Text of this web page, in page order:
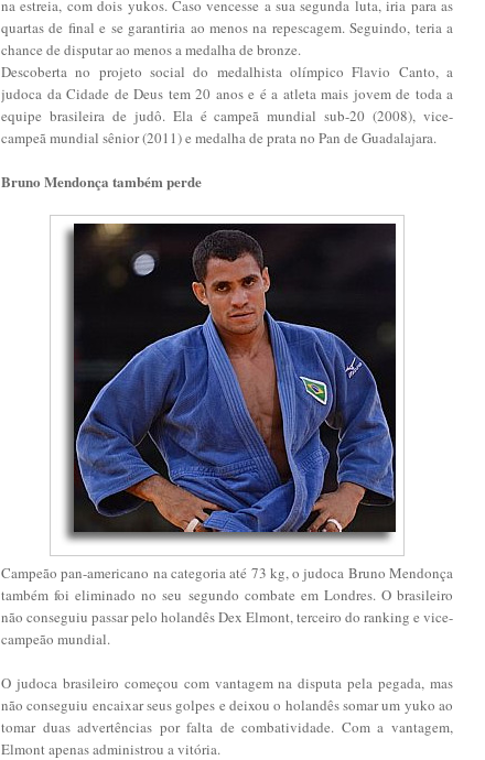
na estreia, com dois yukos. Caso vencesse a sua segunda luta, iria para as
quartas de final e se garantiria ao menos na repescagem. Seguindo, teria a
chance de disputar ao menos a medalha de bronze.
Descoberta no projeto social do medalhista olímpico Flavio Canto, a
judoca da Cidade de Deus tem 20 anos e é a atleta mais jovem de toda a
equipe brasileira de judô. Ela é campeã mundial sub-20 (2008), vice-
campeã mundial sênior (2011) e medalha de prata no Pan de Guadalajara.
Bruno Mendonça também perde
Campeão pan-americano na categoria até 73 kg, o judoca Bruno Mendonça
também foi eliminado no seu segundo combate em Londres. O brasileiro
não conseguiu passar pelo holandês Dex Elmont, terceiro do ranking e vice-
campeão mundial.
O judoca brasileiro começou com vantagem na disputa pela pegada, mas
não conseguiu encaixar seus golpes e deixou o holandês somar um yuko ao
tomar duas advertências por falta de combatividade. Com a vantagem,
Elmont apenas administrou a vitória.